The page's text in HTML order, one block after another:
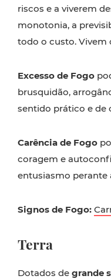
riscos e a viverem
monotonia, a
todo o custo. Vivem
Excesso de Fogo
brusquidão,
sentido prático e de
Carência de Fogo
coragem e
entusiasmo perante
Signos de Fogo:
Terra
Dotados de grande